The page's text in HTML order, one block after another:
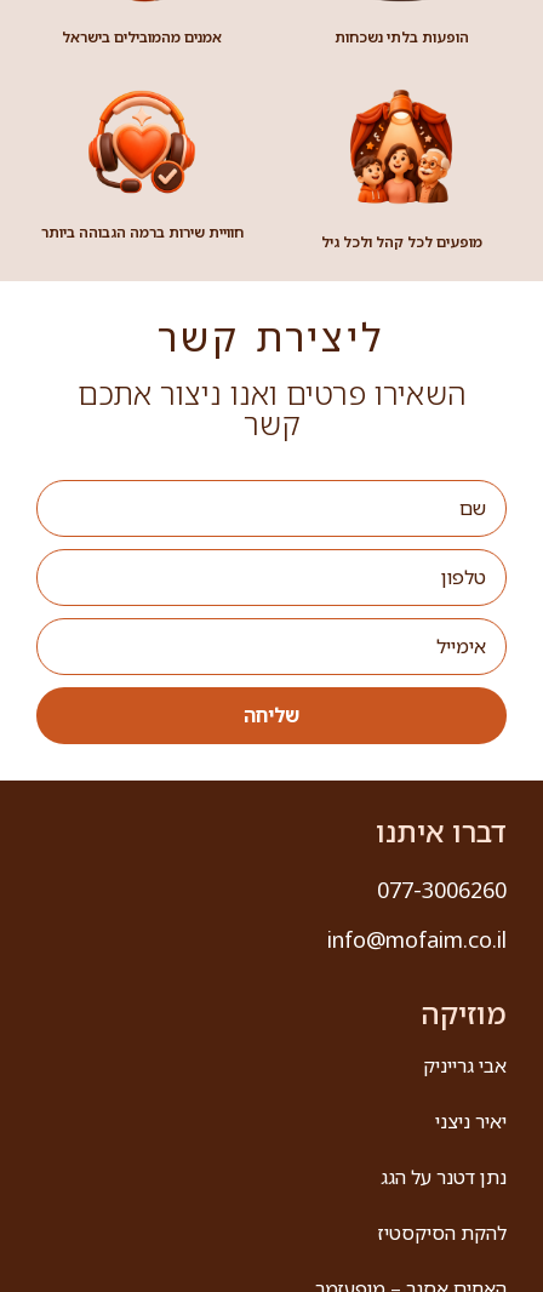
הופעות בלתי נשכחות אמנים מהמובילים בישראל
מופעים לכל קהל ולכל גיל חוויית שירות ברמה הגבוהה ביותר
ליצירת קשר
השאירו פרטים ואנו ניצור אתכם
קשר
שליחה
דברו איתנו
077-3006260
info@mofaim.co.il
מוזיקה
אבי גרייניק
יאיר ניצני
נתן דטנר על הגג
להקת הסיקסטיז